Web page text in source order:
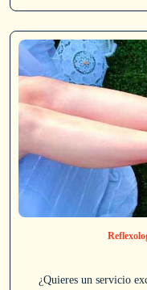
¿Quieres un servicio